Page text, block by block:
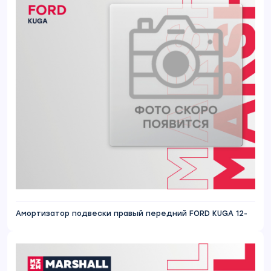
Амортизатор подвески правый передний FORD KUGA 12-